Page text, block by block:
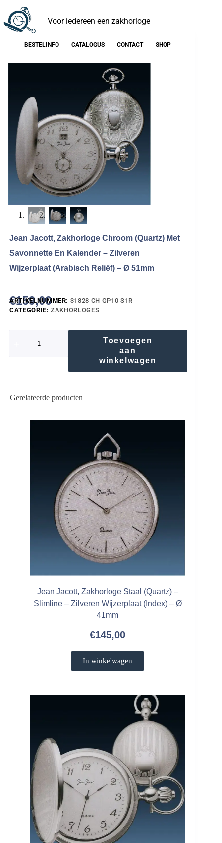
Voor iedereen een zakhorloge
BESTELINFO CATALOGUS CONTACT SHOP
Jean Jacott, Zakhorloge Chroom (Quartz) Met
Savonnette En Kalender – Zilveren
Wijzerplaat (Arabisch Reliëf) – Ø 51mm
€159,00
ARTIKELNUMMER: 31828 CH GP10 S1R
CATEGORIE:ZAKHORLOGES
Toevoegen
aan
winkelwagen
Gerelateerde producten
Jean Jacott, Zakhorloge Staal (Quartz) –
Slimline – Zilveren Wijzerplaat (Index) – Ø
41mm
€145,00
In winkelwagen